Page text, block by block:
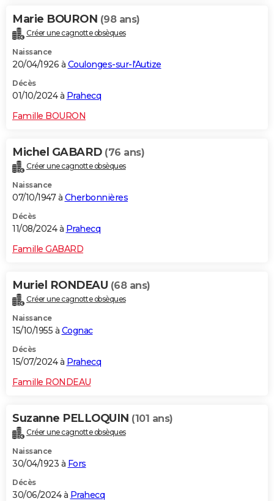
Marie BOURON (98 ans)
Créer une cagnotte obsèques
Naissance
20/04/1926 à Coulonges-sur-l'Autize
Décès
01/10/2024 à Prahecq
Famille BOURON
Michel GABARD (76 ans)
Créer une cagnotte obsèques
Naissance
07/10/1947 à Cherbonnières
Décès
11/08/2024 à Prahecq
Famille GABARD
Muriel RONDEAU (68 ans)
Créer une cagnotte obsèques
Naissance
15/10/1955 à Cognac
Décès
15/07/2024 à Prahecq
Famille RONDEAU
Suzanne PELLOQUIN (101 ans)
Créer une cagnotte obsèques
Naissance
30/04/1923 à Fors
Décès
30/06/2024 à Prahecq